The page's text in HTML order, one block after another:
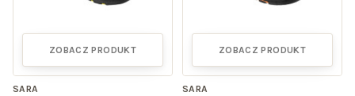
ZOBACZ PRODUKT
SARA
ZOBACZ PRODUKT
SARA